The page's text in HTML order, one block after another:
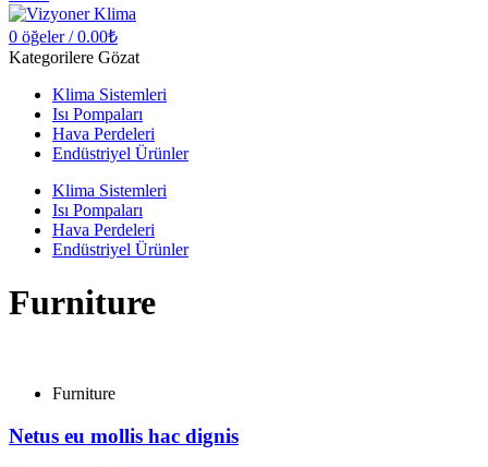
0 öğeler / 0.00₺
Kategorilere Gözat
Klima Sistemleri
Isı Pompaları
Hava Perdeleri
Endüstriyel Ürünler
Klima Sistemleri
Isı Pompaları
Hava Perdeleri
Endüstriyel Ürünler
Furniture
Furniture
Netus eu mollis hac dignis